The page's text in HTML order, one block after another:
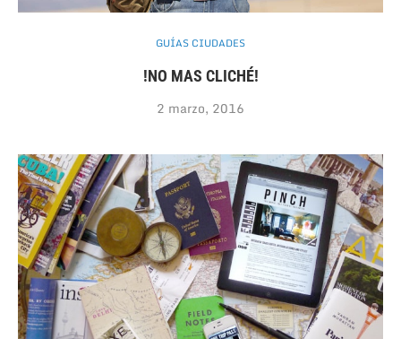
GUÍAS CIUDADES
!NO MAS CLICHÉ!
2 marzo, 2016